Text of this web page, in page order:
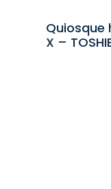
Quiosque
X –